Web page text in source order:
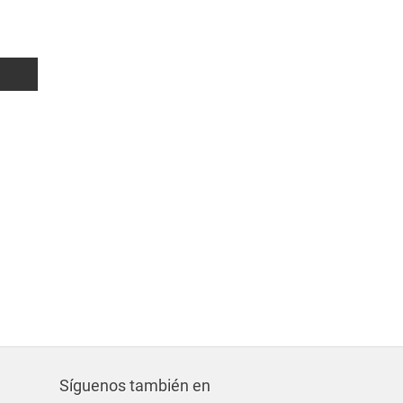
Síguenos también en